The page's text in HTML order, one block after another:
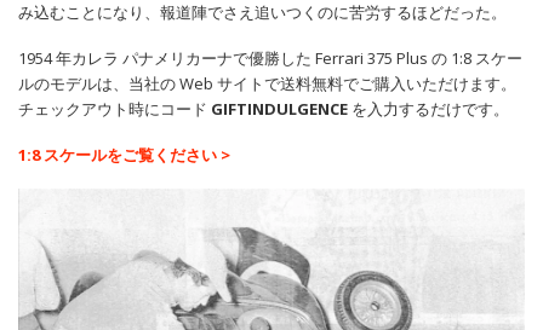
み込むことになり、報道陣でさえ追いつくのに苦労するほどだった。
1954 年カレラ パナメリカーナで優勝した Ferrari 375 Plus の 1:8 スケー
ルのモデルは、当社の Web サイトで送料無料でご購入いただけます。
チェックアウト時にコード GIFTINDULGENCE を入力するだけです。
1:8 スケールをご覧ください >